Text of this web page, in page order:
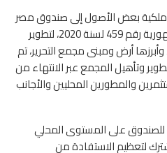
أغسطس 2020 نقل ملكية بعض الأصول إلى صندوق مصر
السيادي بموجب قرار رئيس الجمهورية رقم 459 لسنة 2020، لتطوير
أرض ومبنى مجمع التحرير، تم
وتأهيل المجمع عبر الانتهاء من
والمطورين المحليين والأجانب
للصندوق على المستوى المحلي
لتعظيم الاستفادة من